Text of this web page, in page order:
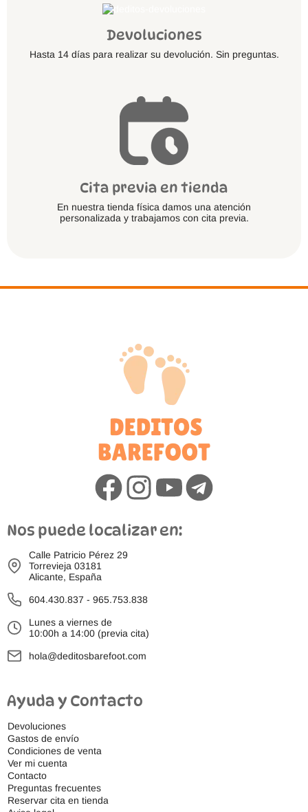
Devoluciones
Hasta 14 días para realizar su devolución. Sin preguntas.
Cita previa en tienda
En nuestra tienda física damos una atención
personalizada y trabajamos con cita previa.
Nos puede localizar en:
Calle Patricio Pérez 29
Torrevieja 03181
Alicante, España
604.430.837 - 965.753.838
Lunes a viernes de
10:00h a 14:00 (previa cita)
hola@deditosbarefoot.com
Ayuda y Contacto
Devoluciones
Gastos de envío
Condiciones de venta
Ver mi cuenta
Contacto
Preguntas frecuentes
Reservar cita en tienda